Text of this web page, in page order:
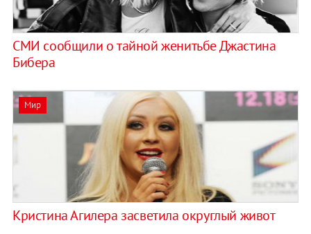
СМИ сообщили о тайной женитьбе Джастина
Бибера
Мир
Кристина Агилера засветила округлый живот